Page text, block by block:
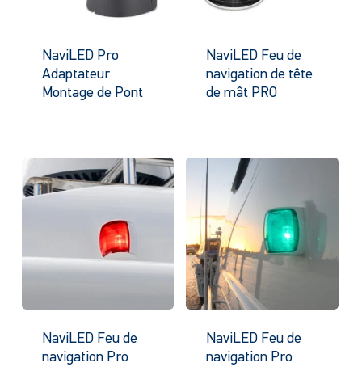
NaviLED Pro
Adaptateur
Montage de Pont
NaviLED Feu de
navigation de tête
de mât PRO
NaviLED Feu de
navigation Pro
NaviLED Feu de
navigation Pro